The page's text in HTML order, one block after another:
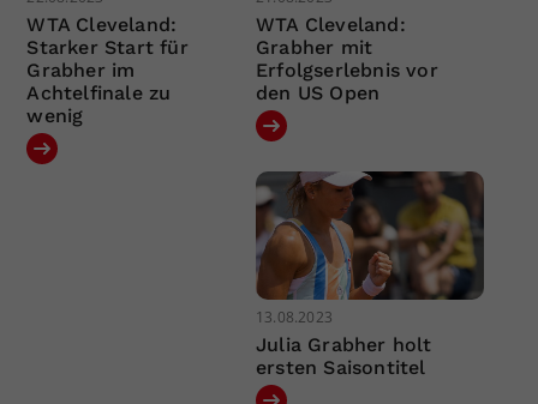
WTA Cleveland:
Starker Start für
Grabher im
Achtelfinale zu
wenig
WTA Cleveland:
Grabher mit
Erfolgserlebnis vor
den US Open
13.08.2023
Julia Grabher holt
ersten Saisontitel